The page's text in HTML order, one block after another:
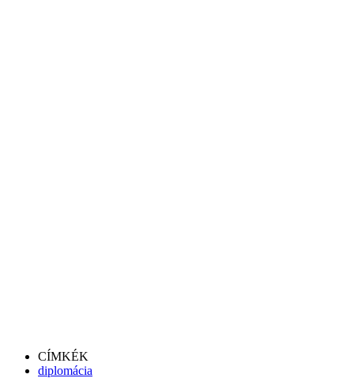
CÍMKÉK
diplomácia